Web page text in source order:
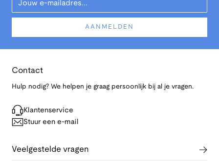
AANMELDEN
Contact
Hulp nodig? We helpen je graag persoonlijk bij al je vragen.
Klantenservice
Stuur een e-mail
Veelgestelde vragen